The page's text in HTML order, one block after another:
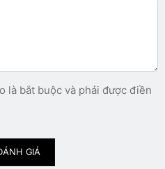
là bắt buộc và phải được điền
GIÁ